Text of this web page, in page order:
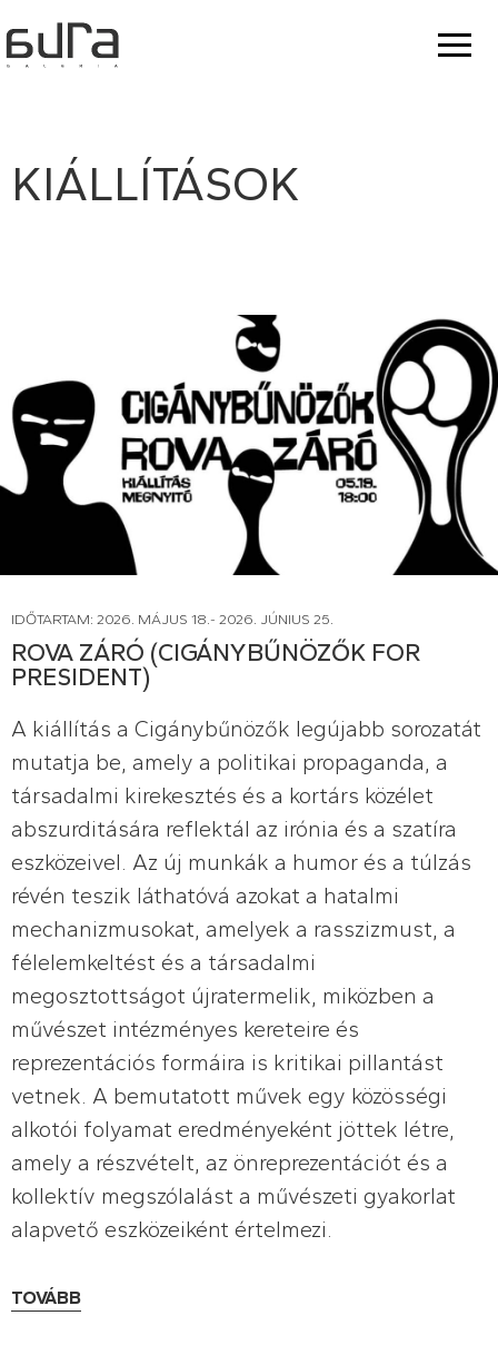
KIÁLLÍTÁSOK
IDŐTARTAM: 2026. MÁJUS 18.- 2026. JÚNIUS 25.
ROVA ZÁRÓ (CIGÁNYBŰNÖZŐK FOR
PRESIDENT)
A kiállítás a Cigánybűnözők legújabb sorozatát
mutatja be, amely a politikai propaganda, a
társadalmi kirekesztés és a kortárs közélet
abszurditására reflektál az irónia és a szatíra
eszközeivel. Az új munkák a humor és a túlzás
révén teszik láthatóvá azokat a hatalmi
mechanizmusokat, amelyek a rasszizmust, a
félelemkeltést és a társadalmi
megosztottságot újratermelik, miközben a
művészet intézményes kereteire és
reprezentációs formáira is kritikai pillantást
vetnek. A bemutatott művek egy közösségi
alkotói folyamat eredményeként jöttek létre,
amely a részvételt, az önreprezentációt és a
kollektív megszólalást a művészeti gyakorlat
alapvető eszközeiként értelmezi.
TOVÁBB